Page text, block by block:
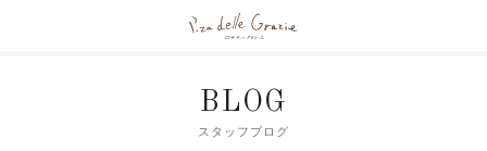
BLOG
スタッフブログ